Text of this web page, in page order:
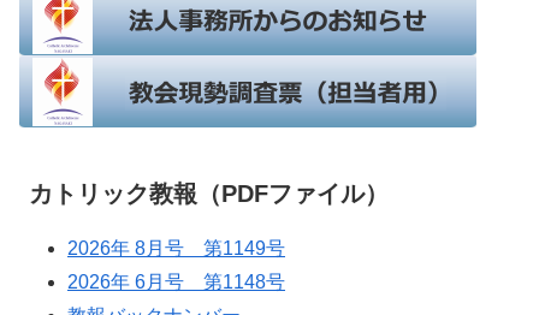
カトリック教報（PDFファイル）
2026年 8月号 第1149号
2026年 6月号 第1148号